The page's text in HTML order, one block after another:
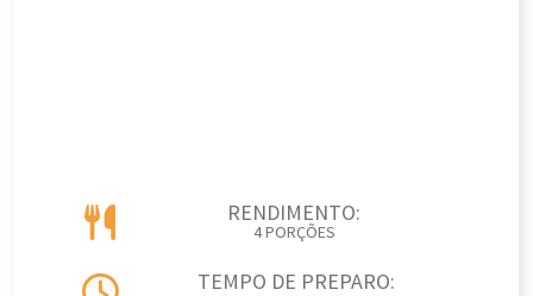
RENDIMENTO:
4 PORÇÕES
TEMPO DE PREPARO: